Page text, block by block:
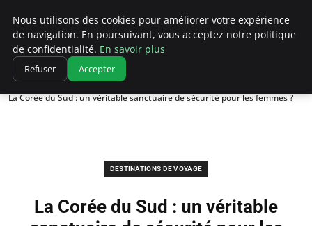
Correze Co
Accueil
Destinations de voyage
La Corée du Sud : un véritable sanctuaire de sécurité pour les femmes ?
DESTINATIONS DE VOYAGE
La Corée du Sud : un véritable
Nous utilisons des cookies pour améliorer votre expérience
de navigation. En poursuivant, vous acceptez notre politique
de confidentialité. En savoir plus
Refuser Accepter